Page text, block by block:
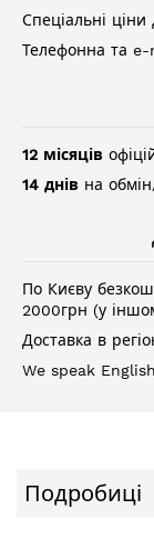
Спеціальні
Телефонна та e-
12 місяців
14 днів на
По Києву
2000грн (у
Доставка в
We speak English
Подробиці